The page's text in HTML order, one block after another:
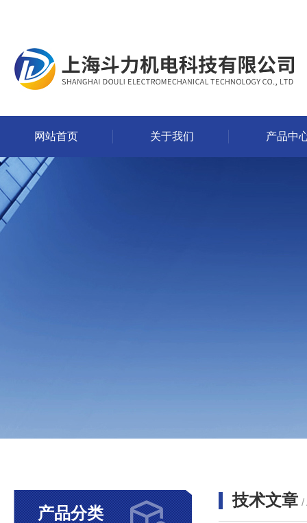
网站首页 关于我们 产品中
产品分类
技术文章 /